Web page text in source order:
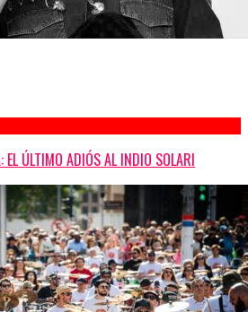
EL ÚLTIMO ADIÓS AL INDIO SOLARI